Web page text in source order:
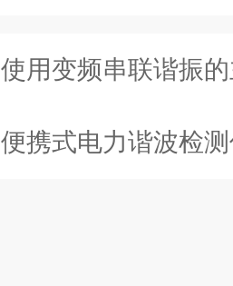
使用变频串联谐振
便携式电力谐波检